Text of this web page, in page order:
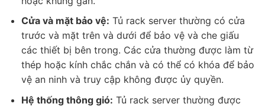
Cửa và mặt bảo vệ: Tủ rack server thường có cửa
trước và mặt trên và dưới để bảo vệ và che giấu
các thiết bị bên trong. Các cửa thường được làm từ
thép hoặc kính chắc chắn và có thể có khóa để bảo
vệ an ninh và truy cập không được ủy quyền.
Hệ thống thông gió: Tủ rack server thường được